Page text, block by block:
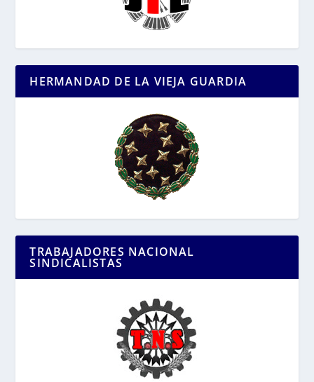
HERMANDAD DE LA VIEJA GUARDIA
TRABAJADORES NACIONAL
SINDICALISTAS